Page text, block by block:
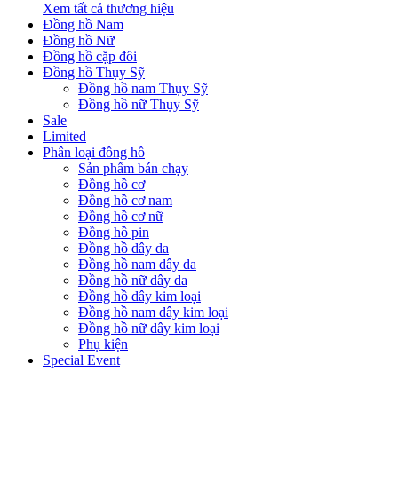
Xem tất cả thương hiệu
Đồng hồ Nam
Đồng hồ Nữ
Đồng hồ cặp đôi
Đồng hồ Thụy Sỹ
Đồng hồ nam Thụy Sỹ
Đồng hồ nữ Thụy Sỹ
Sale
Limited
Phân loại đồng hồ
Sản phẩm bán chạy
Đồng hồ cơ
Đồng hồ cơ nam
Đồng hồ cơ nữ
Đồng hồ pin
Đồng hồ dây da
Đồng hồ nam dây da
Đồng hồ nữ dây da
Đồng hồ dây kim loại
Đồng hồ nam dây kim loại
Đồng hồ nữ dây kim loại
Phụ kiện
Special Event